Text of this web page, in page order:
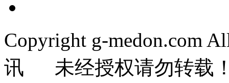
Copyright g-medon.com
讯 未经授权请勿转载